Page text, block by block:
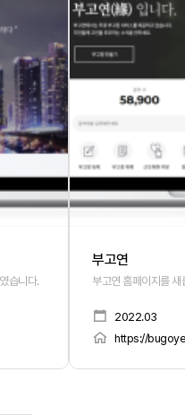
습니다.
부고연
부고연 홈페이지를 새
2022.03
https://